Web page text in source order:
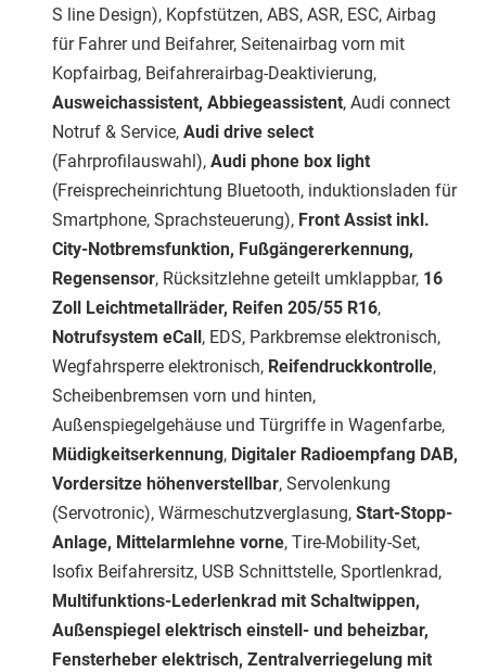
S line Design), Kopfstützen, ABS, ASR, ESC, Airbag
für Fahrer und Beifahrer, Seitenairbag vorn mit
Kopfairbag, Beifahrerairbag-Deaktivierung,
Ausweichassistent, Abbiegeassistent, Audi connect
Notruf & Service, Audi drive select
(Fahrprofilauswahl), Audi phone box light
(Freisprecheinrichtung Bluetooth, induktionsladen für
Smartphone, Sprachsteuerung), Front Assist inkl.
City-Notbremsfunktion, Fußgängererkennung,
Regensensor, Rücksitzlehne geteilt umklappbar, 16
Zoll Leichtmetallräder, Reifen 205/55 R16,
Notrufsystem eCall , EDS, Parkbremse elektronisch,
Wegfahrsperre elektronisch, Reifendruckkontrolle,
Scheibenbremsen vorn und hinten,
Außenspiegelgehäuse und Türgriffe in Wagenfarbe,
Müdigkeitserkennung, Digitaler Radioempfang DAB,
Vordersitze höhenverstellbar, Servolenkung
(Servotronic), Wärmeschutzverglasung, Start-Stopp-
Anlage, Mittelarmlehne vorne, Tire-Mobility-Set,
Isofix Beifahrersitz, USB Schnittstelle, Sportlenkrad,
Multifunktions-Lederlenkrad mit Schaltwippen,
Außenspiegel elektrisch einstell- und beheizbar,
Fensterheber elektrisch, Zentralverriegelung mit